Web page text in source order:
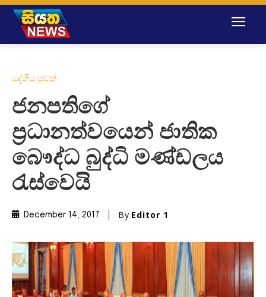
දේශීය පුවත්
ජනපතිගේ
ප‍්‍රධානත්වයෙන් ජාතික
බෞද්ධ බුද්ධි මණ්ඩලය
රැස්වෙයි
December 14, 2017 By Editor 1